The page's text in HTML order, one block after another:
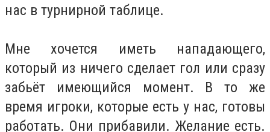
нас в турнирной таблице.
Мне хочется иметь нападающего,
который из ничего сделает гол или сразу
забьёт имеющийся момент. В то же
время игроки, которые есть у нас, готовы
работать. Они прибавили. Желание есть.